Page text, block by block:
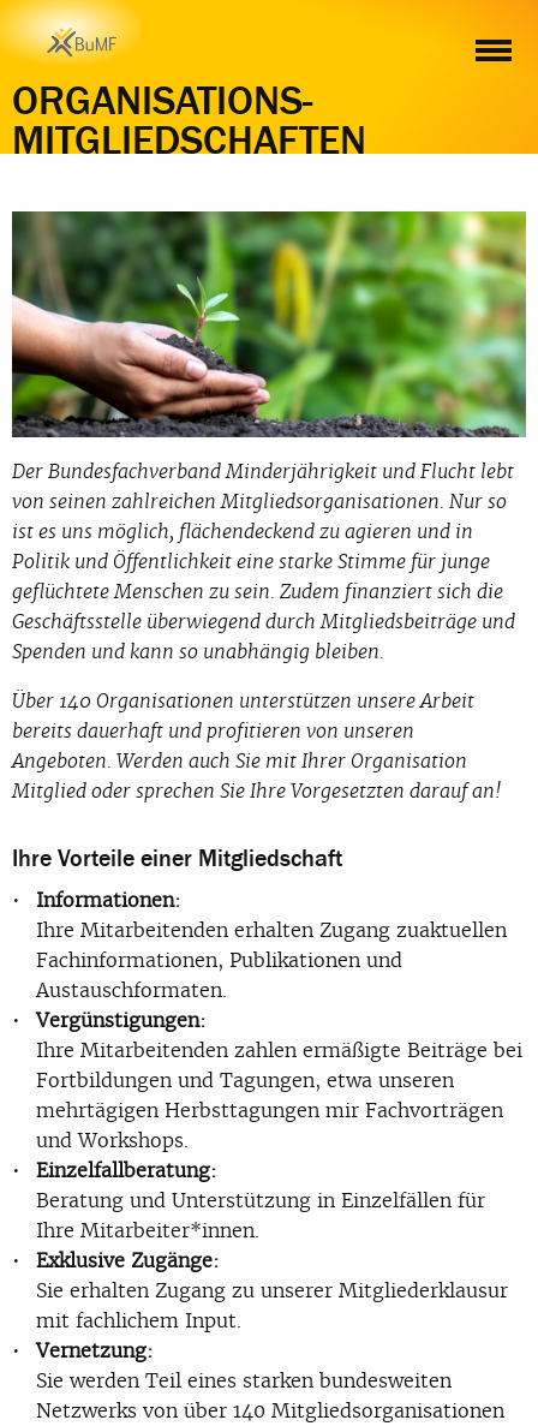
ORGANISATIONS-
MITGLIEDSCHAFTEN
DAS SAGEN UNSERE MITGLIEDER
Der Bundesfachverband Minderjährigkeit und Flucht lebt
von seinen zahlreichen Mitgliedsorganisationen. Nur so
ist es uns möglich, flächendeckend zu agieren und in
Politik und Öffentlichkeit eine starke Stimme für junge
geflüchtete Menschen zu sein. Zudem finanziert sich die
Geschäftsstelle überwiegend durch Mitgliedsbeiträge und
Spenden und kann so unabhängig bleiben.
Über 140 Organisationen unterstützen unsere Arbeit
bereits dauerhaft und profitieren von unseren
Angeboten. Werden auch Sie mit Ihrer Organisation
Mitglied oder sprechen Sie Ihre Vorgesetzten darauf an!
Ihre Vorteile einer Mitgliedschaft
Informationen:
Ihre Mitarbeitenden erhalten Zugang zuaktuellen
Fachinformationen, Publikationen und
Austauschformaten.
Vergünstigungen:
Ihre Mitarbeitenden zahlen ermäßigte Beiträge bei
Fortbildungen und Tagungen, etwa unseren
mehrtägigen Herbsttagungen mir Fachvorträgen
und Workshops.
Einzelfallberatung:
Beratung und Unterstützung in Einzelfällen für
Ihre Mitarbeiter*innen.
Exklusive Zugänge:
Sie erhalten Zugang zu unserer Mitgliederklausur
mit fachlichem Input.
Vernetzung:
Sie werden Teil eines starken bundesweiten
Netzwerks von über 140 Mitgliedsorganisationen